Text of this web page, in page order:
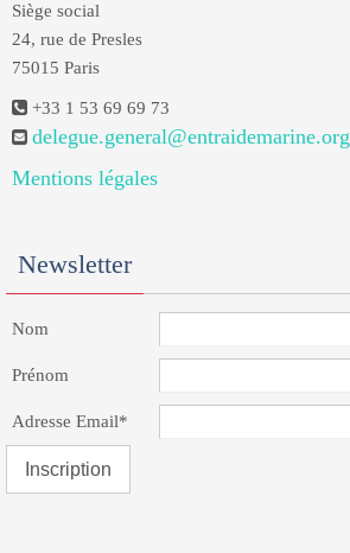
Siège social
24, rue de Presles
75015 Paris
+33 1 53 69 69 73
delegue.general@entraidemarine.org
Mentions légales
Newsletter
Nom
Prénom
Adresse Email*